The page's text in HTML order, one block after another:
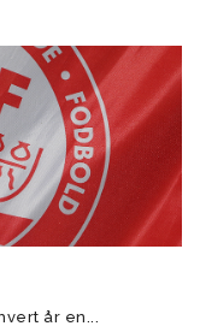
år en...